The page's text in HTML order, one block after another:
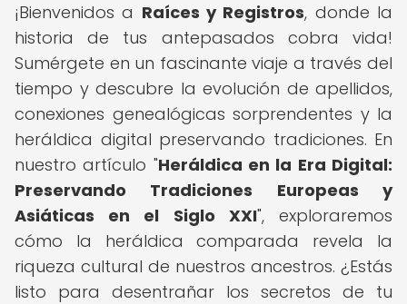
¡Bienvenidos a Raíces y Registros, donde la
historia de tus antepasados cobra vida!
Sumérgete en un fascinante viaje a través del
tiempo y descubre la evolución de apellidos,
conexiones genealógicas sorprendentes y la
heráldica digital preservando tradiciones. En
nuestro artículo "Heráldica en la Era Digital:
Preservando Tradiciones Europeas y
Asiáticas en el Siglo XXI", exploraremos
cómo la heráldica comparada revela la
riqueza cultural de nuestros ancestros. ¿Estás
listo para desentrañar los secretos de tu